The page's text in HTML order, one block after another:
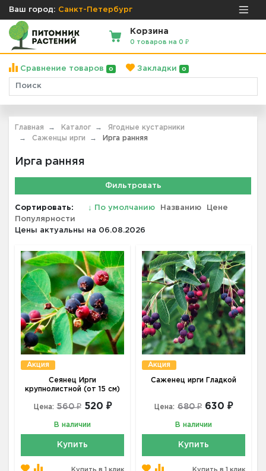
Ваш город: Санкт-Петербург
Корзина
0 товаров на 0 ₽
Сравнение товаров 0 Закладки 0
Главная Каталог
Ягодные кустарники
Саженцы ирги
Ирга ранняя
Ирга ранняя
Фильтровать
Сортировать: ↓ По умолчанию Названию
Цене
Популярности
Цены актуальны на 06.08.2026
Акция
Сеянец Ирги
крупнолистной (от 15 см)
Цена: 560 ₽ 520 ₽
В наличии
Купить
Купить в 1 клик
Акция
Саженец ирги Гладкой
Цена: 680 ₽ 630 ₽
В наличии
Купить
Купить в 1 клик